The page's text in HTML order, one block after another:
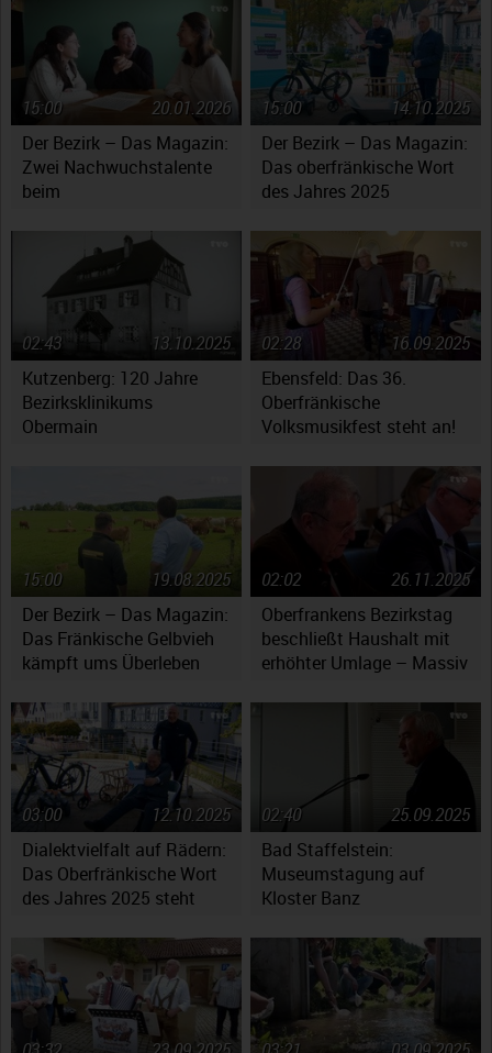
Der Bezirk – Das Magazin:
Zwei Nachwuchstalente
beim
20.01.2026
15:00
Der Bezirk – Das Magazin:
Das oberfränkische Wort
des Jahres 2025
14.10.2025
15:00
Kutzenberg: 120 Jahre
Bezirksklinikums
Obermain
13.10.2025
02:43
Ebensfeld: Das 36.
Oberfränkische
Volksmusikfest steht an!
16.09.2025
02:28
Der Bezirk – Das Magazin:
Das Fränkische Gelbvieh
kämpft ums Überleben
19.08.2025
15:00
Oberfrankens Bezirkstag
beschließt Haushalt mit
erhöhter Umlage – Massiv
Fragen auf
26.11.2025
02:02
Dialektvielfalt auf Rädern:
Das Oberfränkische Wort
des Jahres 2025 steht
12.10.2025
03:00
Bad Staffelstein:
Museumstagung auf
Kloster Banz
25.09.2025
02:40